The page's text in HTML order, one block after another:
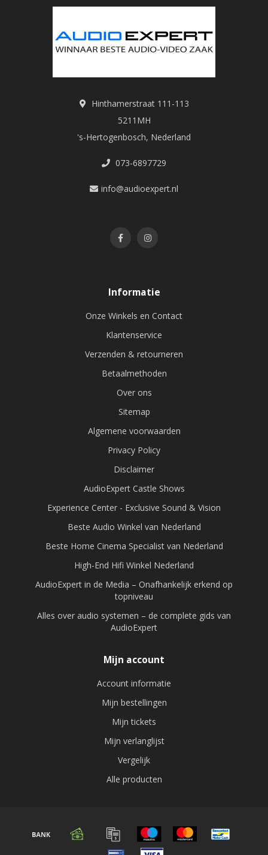
Hinthamerstraat 111-113
5211MH
's-Hertogenbosch, Nederland
073-6897729
info@audioexpert.nl
Informatie
Onze Winkels en Contact
Klantenservice
Verzenden & retourneren
Betaalmethoden
Over ons
Sitemap
Algemene voorwaarden
Privacy Policy
Disclaimer
AudioExpert Castle Shows
Experience Center - Exclusive Sound & Vision
Beste Audio Winkel van Nederland
Beste Home Cinema Specialist van Nederland
High-End Hifi Winkel Nederland
AudioExpert in de Media – Onafhankelijk erkend op
topniveau
Alles over audio systemen – de complete gids van
AudioExpert
Mijn account
Account informatie
Mijn bestellingen
Mijn tickets
Mijn verlanglijst
Vergelijk
Alle producten